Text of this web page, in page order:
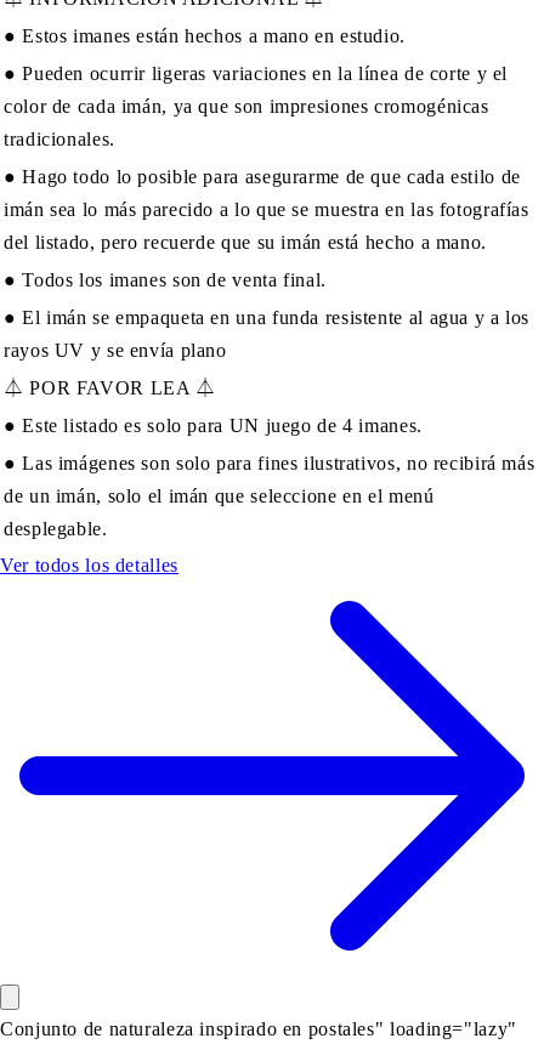
● Estos imanes están hechos a mano en estudio.
● Pueden ocurrir ligeras variaciones en la línea de corte y el
color de cada imán, ya que son impresiones cromogénicas
tradicionales.
● Hago todo lo posible para asegurarme de que cada estilo de
imán sea lo más parecido a lo que se muestra en las fotografías
del listado, pero recuerde que su imán está hecho a mano.
● Todos los imanes son de venta final.
● El imán se empaqueta en una funda resistente al agua y a los
rayos UV y se envía plano
⏃ POR FAVOR LEA ⏃
● Este listado es solo para UN juego de 4 imanes.
● Las imágenes son solo para fines ilustrativos, no recibirá más
de un imán, solo el imán que seleccione en el menú
desplegable.
Ver todos los detalles
Conjunto de naturaleza inspirado en postales" loading="lazy"